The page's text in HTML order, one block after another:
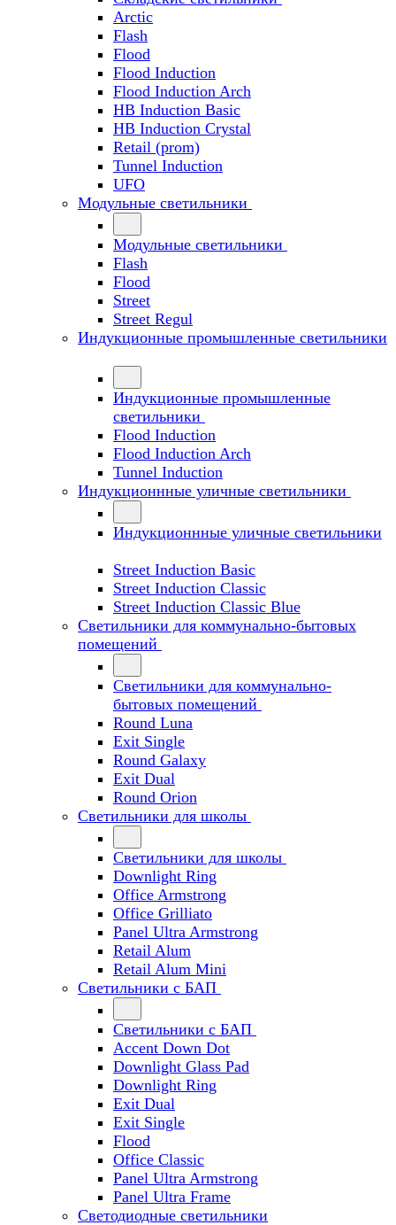
Arctic
Flash
Flood
Flood Induction
Flood Induction Arch
HB Induction Basic
HB Induction Crystal
Retail (prom)
Tunnel Induction
UFO
Модульные светильники
Модульные светильники
Flash
Flood
Street
Street Regul
Индукционные промышленные светильники
Индукционные промышленные
светильники
Flood Induction
Flood Induction Arch
Tunnel Induction
Индукционнные уличные светильники
Индукционнные уличные светильники
Street Induction Basic
Street Induction Classic
Street Induction Classic Blue
Светильники для коммунально-бытовых
помещений
Светильники для коммунально-
бытовых помещений
Round Luna
Exit Single
Round Galaxy
Exit Dual
Round Orion
Светильники для школы
Светильники для школы
Downlight Ring
Office Armstrong
Office Grilliato
Panel Ultra Armstrong
Retail Alum
Retail Alum Mini
Светильники с БАП
Светильники с БАП
Accent Down Dot
Downlight Glass Pad
Downlight Ring
Exit Dual
Exit Single
Flood
Office Classic
Panel Ultra Armstrong
Panel Ultra Frame
Светодиодные светильники